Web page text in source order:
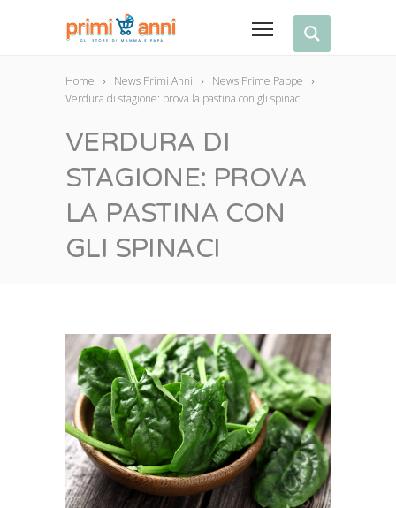
Home News Primi Anni
News Prime Pappe
Verdura di stagione: prova la pastina con gli spinaci
VERDURA DI
STAGIONE: PROVA
LA PASTINA CON
GLI SPINACI